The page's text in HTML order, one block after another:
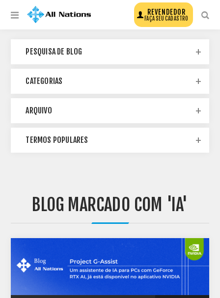
REVENDEDOR
FAÇA SEU CADASTRO
BLOG MARCADO COM 'IA'
PESQUISA DE BLOG
CATEGORIAS
ARQUIVO
TERMOS POPULARES